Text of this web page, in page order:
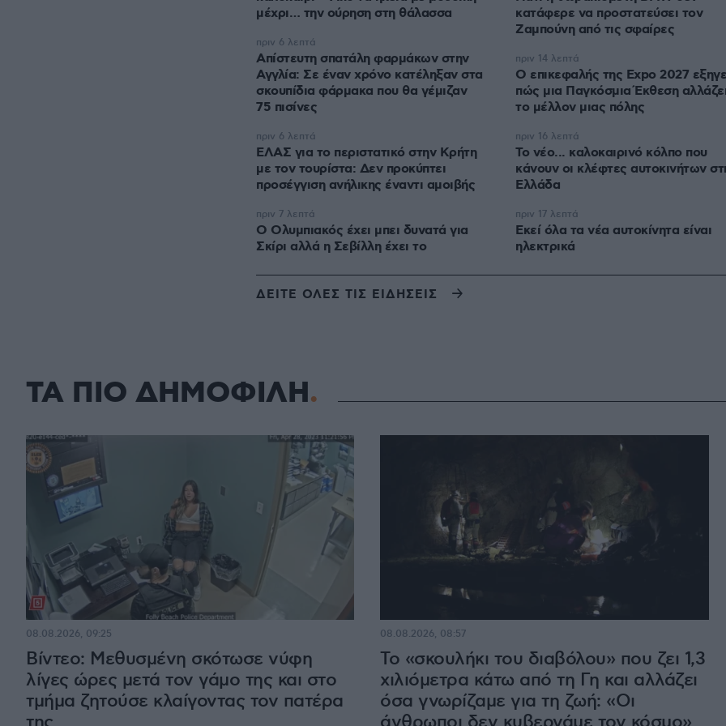
μέχρι… την ούρηση στη θάλασσα
Απίστευτη σπατάλη φαρμάκων στην
Αγγλία: Σε έναν χρόνο κατέληξαν στα
σκουπίδια φάρμακα που θα γέμιζαν
75 πισίνες
πριν 6 λεπτά
ΕΛΑΣ για το περιστατικό στην Κρήτη
με τον τουρίστα: Δεν προκύπτει
προσέγγιση ανήλικης έναντι αμοιβής
πριν 6 λεπτά
Ο Ολυμπιακός έχει μπει δυνατά για
Σκίρι αλλά η Σεβίλλη έχει το
πριν 7 λεπτά
κατάφερε να προστατεύσει τον
Ζαμπούνη από τις σφαίρες
Ο επικεφαλής της Expo 2027
πώς μια Παγκόσμια Έκθεση
το μέλλον μιας πόλης
πριν 14 λεπτά
Το νέο... καλοκαιρινό κόλπο που
κάνουν οι κλέφτες αυτοκινήτων
Ελλάδα
πριν 16 λεπτά
Εκεί όλα τα νέα αυτοκίνητα είναι
ηλεκτρικά
πριν 17 λεπτά
ΔΕΙΤΕ ΟΛΕΣ ΤΙΣ ΕΙΔΗΣΕΙΣ
ΤΑ ΠΙΟ ΔΗΜΟΦΙΛΗ
Βίντεο: Μεθυσμένη σκότωσε νύφη
λίγες ώρες μετά τον γάμο της και στο
τμήμα ζητούσε κλαίγοντας τον πατέρα
08.08.2026, 09:25
Το «σκουλήκι του διαβόλου» που ζει 1,3
χιλιόμετρα κάτω από τη Γη και αλλάζει
όσα γνωρίζαμε για τη ζωή: «Οι
08.08.2026, 08:57